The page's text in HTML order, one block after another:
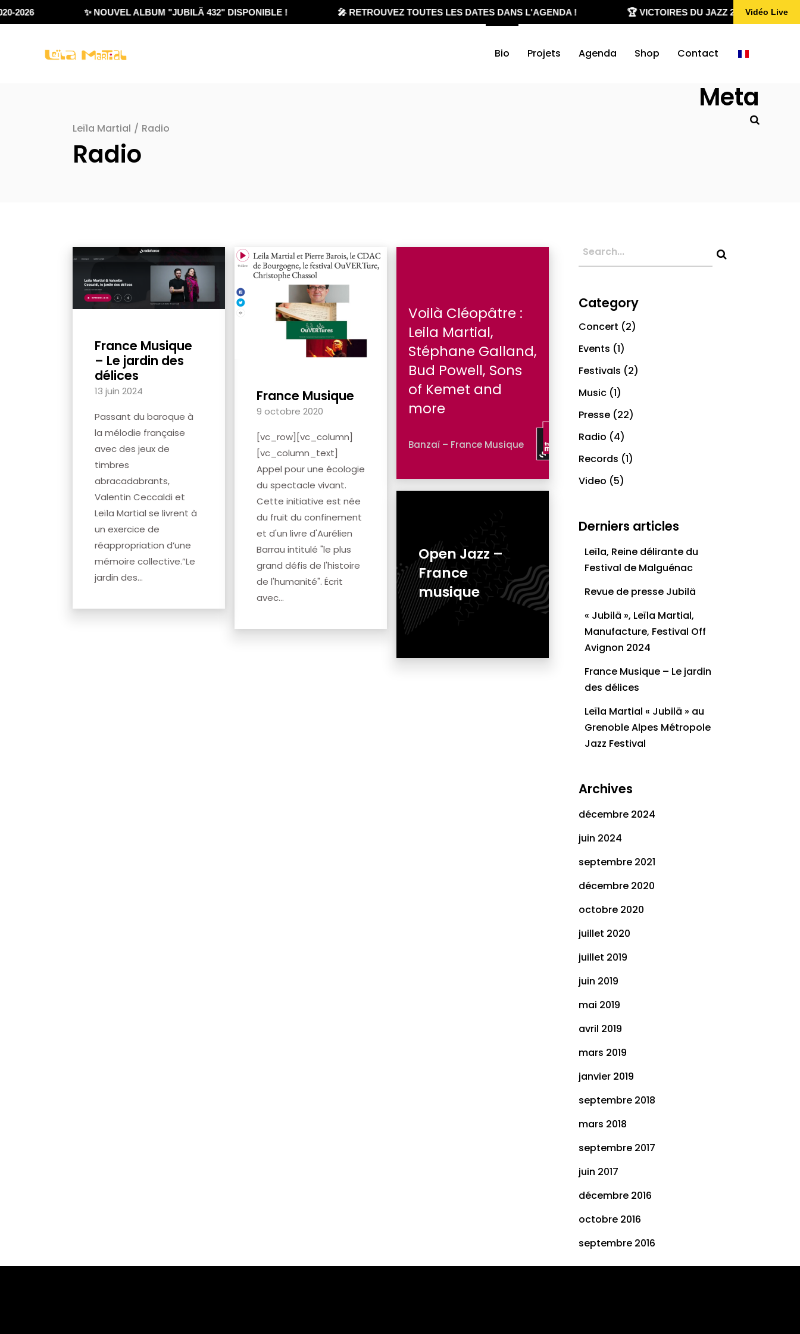
2026 ✨ NOUVEL ALBUM "JUBILÄ 432" DISPONIBLE ! 🎤 RETROUVEZ TOUTES LES DATES DANS L'AGENDA ! 🏆 VICTOIRES DU JAZZ 2020-2026Vidéo Live
Bio Projets Agenda Shop Contact
Meta
Leïla Martial / Radio
Radio
France Musique
– Le jardin des
délices
13 juin 2024
Passant du baroque à
la mélodie française
avec des jeux de
timbres
abracadabrants,
Valentin Ceccaldi et
Leïla Martial se livrent à
un exercice de
réappropriation d’une
mémoire collective.”Le
jardin des...
France Musique
9 octobre 2020
[vc_row][vc_column]
[vc_column_text]
Appel pour une écologie
du spectacle vivant.
Cette initiative est née
du fruit du confinement
et d'un livre d'Aurélien
Barrau intitulé "le plus
grand défis de l'histoire
de l'humanité". Écrit
avec...
Voilà Cléopâtre :
Leila Martial,
Stéphane Galland,
Bud Powell, Sons
of Kemet and
more
Banzaï – France Musique
Open Jazz –
France
musique
Category
Concert (2)
Events (1)
Festivals (2)
Music (1)
Presse (22)
Radio (4)
Records (1)
Video (5)
Derniers articles
Leïla, Reine délirante du
Festival de Malguénac
Revue de presse Jubilä
« Jubilä », Leïla Martial,
Manufacture, Festival Off
Avignon 2024
France Musique – Le jardin
des délices
Leïla Martial « Jubilä » au
Grenoble Alpes Métropole
Jazz Festival
Archives
décembre 2024
juin 2024
septembre 2021
décembre 2020
octobre 2020
juillet 2020
juillet 2019
juin 2019
mai 2019
avril 2019
mars 2019
janvier 2019
septembre 2018
mars 2018
septembre 2017
juin 2017
décembre 2016
octobre 2016
septembre 2016